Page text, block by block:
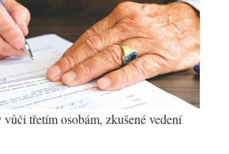
třetím osobám, zkušené vedení